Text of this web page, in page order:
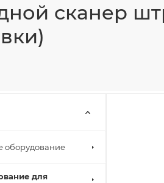
сканер
оборудование
для